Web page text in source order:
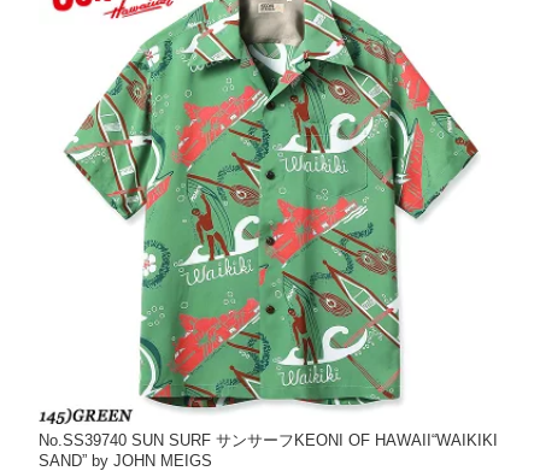
No.SS39740 SUN SURF サンサーフKEONI OF HAWAII“WAIKIKI
SAND” by JOHN MEIGS